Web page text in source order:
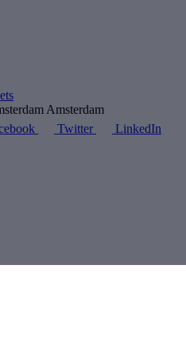
Amsterdam
Twitter LinkedIn